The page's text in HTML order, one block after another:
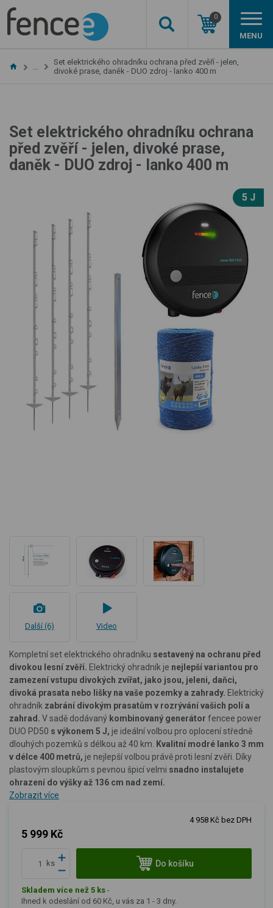
0
MENU
…
Set elektrického ohradníku ochrana před zvěří - jelen,
divoké prase, daněk - DUO zdroj - lanko 400 m
Set elektrického ohradníku ochrana
před zvěří - jelen, divoké prase,
daněk - DUO zdroj - lanko 400 m
5 J
Další (6) Video
Kompletní set elektrického ohradníku sestavený na ochranu před
divokou lesní zvěří. Elektrický ohradník je nejlepší variantou pro
zamezení vstupu divokých zvířat, jako jsou, jeleni, daňci,
divoká prasata nebo lišky na vaše pozemky a zahrady. Elektrický
ohradník zabrání divokým prasatům v rozrývání vašich polí a
zahrad. V sadě dodávaný kombinovaný generátor fencee power
DUO PD50 s výkonem 5 J, je ideální volbou pro oplocení středně
dlouhých pozemků s délkou až 40 km.
Kvalitní modré lanko 3 mm
v délce 400 metrů, je nejlepší volbou právě proti lesní zvěři. Díky
plastovým sloupkům s pevnou špicí velmi snadno instalujete
ohrazení do výšky až 136 cm nad zemí.
Zobrazit více
5 999 Kč
4 958 Kč bez DPH
ks Do košíku
Skladem více než 5 ks -
Ihned k odeslání od 60 Kč, u vás za 1 - 3 dny.